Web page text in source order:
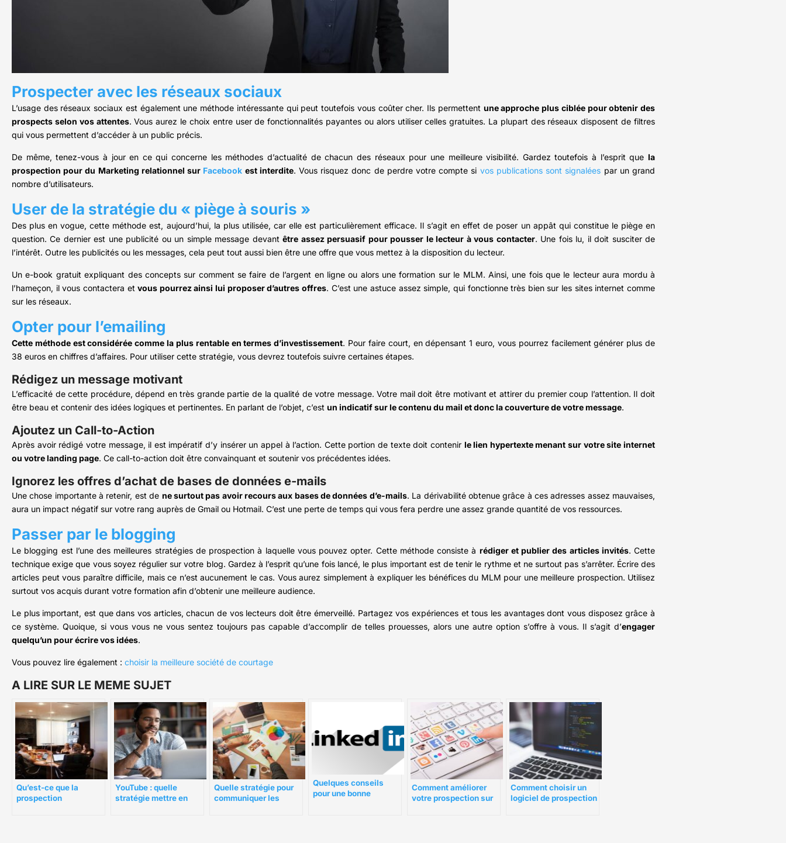
Prospecter avec les réseaux sociaux
L’usage des réseaux sociaux est également une méthode intéressante qui peut toutefois vous coûter cher. Ils permettent une approche plus ciblée pour obtenir des
prospects selon vos attentes. Vous aurez le choix entre user de fonctionnalités payantes ou alors utiliser celles gratuites. La plupart des réseaux disposent de filtres
qui vous permettent d’accéder à un public précis.
De même, tenez-vous à jour en ce qui concerne les méthodes d’actualité de chacun des réseaux pour une meilleure visibilité. Gardez toutefois à l’esprit que la
prospection pour du Marketing relationnel sur Facebook est interdite. Vous risquez donc de perdre votre compte si vos publications sont signalées par un grand
nombre d’utilisateurs.
User de la stratégie du « piège à souris »
Des plus en vogue, cette méthode est, aujourd’hui, la plus utilisée, car elle est particulièrement efficace. Il s’agit en effet de poser un appât qui constitue le piège en
question. Ce dernier est une publicité ou un simple message devantêtre assez persuasif pour pousser le lecteur à vous contacter. Une fois lu, il doit susciter de
l’intérêt. Outre les publicités ou les messages, cela peut tout aussi bien être une offre que vous mettez à la disposition du lecteur.
Un e-book gratuit expliquant des concepts sur comment se faire de l’argent en ligne ou alors une formation sur le MLM. Ainsi, une fois que le lecteur aura mordu à
l’hameçon, il vous contactera etvous pourrez ainsi lui proposer d’autres offres. C’est une astuce assez simple, qui fonctionne très bien sur les sites internet comme
sur les réseaux.
Opter pour l’emailing
Cette méthode est considérée comme la plus rentable en termes d’investissement. Pour faire court, en dépensant 1 euro, vous pourrez facilement générer plus de
38 euros en chiffres d’affaires. Pour utiliser cette stratégie, vous devrez toutefois suivre certaines étapes.
Rédigez un message motivant
L’efficacité de cette procédure, dépend en très grande partie de la qualité de votre message. Votre mail doit être motivant et attirer du premier coup l’attention. Il doit
être beau et contenir des idées logiques et pertinentes. En parlant de l’objet, c’est un indicatif sur le contenu du mail et donc la couverture de votre message.
Ajoutez un Call-to-Action
Après avoir rédigé votre message, il est impératif d’y insérer un appel à l’action. Cette portion de texte doit contenir le lien hypertexte menant sur votre site internet
ou votre landing page. Ce call-to-action doit être convainquant et soutenir vos précédentes idées.
Ignorez les offres d’achat de bases de données e-mails
Une chose importante à retenir, est de ne surtout pas avoir recours aux bases de données d’e-mails. La dérivabilité obtenue grâce à ces adresses assez mauvaises,
aura un impact négatif sur votre rang auprès de Gmail ou Hotmail. C’est une perte de temps qui vous fera perdre une assez grande quantité de vos ressources.
Passer par le blogging
Le blogging est l’une des meilleures stratégies de prospection à laquelle vous pouvez opter. Cette méthode consiste à rédiger et publier des articles invités. Cette
technique exige que vous soyez régulier sur votre blog. Gardez à l’esprit qu’une fois lancé, le plus important est de tenir le rythme et ne surtout pas s’arrêter. Écrire des
articles peut vous paraître difficile, mais ce n’est aucunement le cas. Vous aurez simplement à expliquer les bénéfices du MLM pour une meilleure prospection. Utilisez
surtout vos acquis durant votre formation afin d’obtenir une meilleure audience.
Le plus important, est que dans vos articles, chacun de vos lecteurs doit être émerveillé. Partagez vos expériences et tous les avantages dont vous disposez grâce à
ce système. Quoique, si vous vous ne vous sentez toujours pas capable d’accomplir de telles prouesses, alors une autre option s’offre à vous. Il s’agit d’engager
quelqu’un pour écrire vos idées.
Vous pouvez lire également : choisir la meilleure société de courtage
A LIRE SUR LE MEME SUJET
Qu’est-ce que la
prospection
YouTube : quelle
stratégie mettre en
Quelle stratégie pour
communiquer les
Quelques conseils
pour une bonne
Comment améliorer
votre prospection sur
Comment choisir un
logiciel de prospection